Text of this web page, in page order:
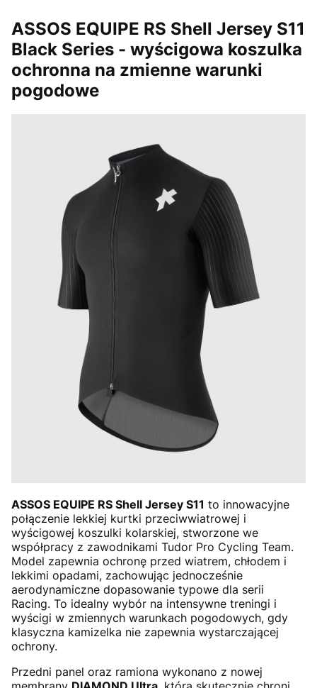
ASSOS EQUIPE RS Shell Jersey S11
Black Series - wyścigowa koszulka
ochronna na zmienne warunki
pogodowe
ASSOS EQUIPE RS Shell Jersey S11 to innowacyjne
połączenie lekkiej kurtki przeciwwiatrowej i
wyścigowej koszulki kolarskiej, stworzone we
współpracy z zawodnikami Tudor Pro Cycling Team.
Model zapewnia ochronę przed wiatrem, chłodem i
lekkimi opadami, zachowując jednocześnie
aerodynamiczne dopasowanie typowe dla serii
Racing. To idealny wybór na intensywne treningi i
wyścigi w zmiennych warunkach pogodowych, gdy
klasyczna kamizelka nie zapewnia wystarczającej
ochrony.
Przedni panel oraz ramiona wykonano z nowej